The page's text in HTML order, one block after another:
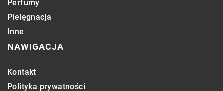
Perfumy
Pielęgnacja
Inne
NAWIGACJA
Kontakt
Polityka prywatności